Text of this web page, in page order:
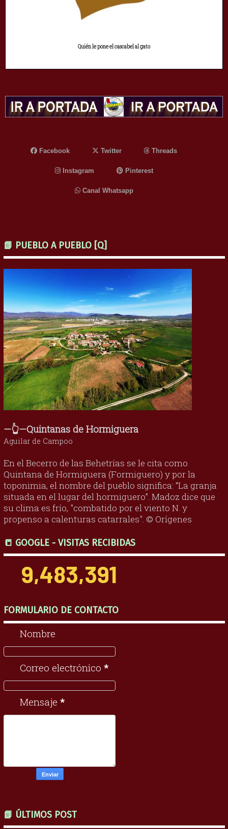
Quién le pone el cascabel al gato
Facebook Twitter Threads
Instagram Pinterest
Canal Whatsapp
📗 PUEBLO A PUEBLO [Q]
—👆—Quintanas de Hormiguera
Aguilar de Campoo
En el Becerro de las Behetrías se le cita como
Quintana de Hormiguera (Formiguero) y por la
toponimia, el nombre del pueblo significa: “La granja
situada en el lugar del hormiguero”. Madoz dice que
su clima es frío, "combatido por el viento N. y
propenso a calenturas catarrales". © Orígenes
📒 GOOGLE - VISITAS RECIBIDAS
9,483,391
FORMULARIO DE CONTACTO
Nombre
Correo electrónico *
Mensaje *
📗 ÚLTIMOS POST